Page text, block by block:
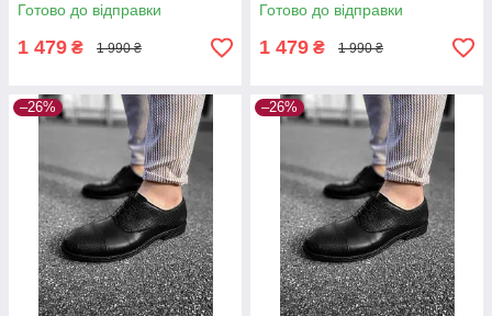
Готово до відправки
1 479 ₴ 1 990 ₴
Готово до відправки
1 479 ₴ 1 990 ₴
–26% –26%